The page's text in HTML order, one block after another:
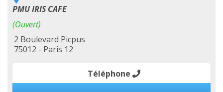
PMU IRIS CAFE
(Ouvert)
2 Boulevard Picpus
75012 - Paris 12
Téléphone